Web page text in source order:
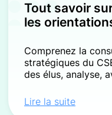
Tout savoir
les
Comprenez la
stratégiques du
des élus, analyse,
Lire la suite